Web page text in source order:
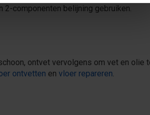
componenten belijning gebruiken.
ontvet vervolgens om vet en olie
ontvetten en vloer repareren.